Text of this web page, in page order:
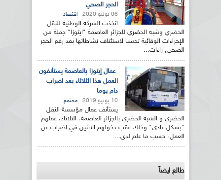
الحجر الصحي
06 يونيو 2020 اقتصاد
اتخذت الشركة الوطنية للنقل
الحضري وشبه الحضري للجزائر العاصمة "ايتوزا" جملة من
الإجراءات الوقائية تحسبا لاستئناف نشاطاتها بعد رفع الحجر
الصحي, راءات...
عمال إيتوزا بالعاصمة يستأنفون
العمل هذا الثلاثاء بعد اضراب
دام يوما
10 يونيو 2019 مجتمع
يستأنف عمال مؤسسة النقل
الحضري و الشبه الحضري بالجزائر العاصمة، الثلاثاء، عملهم
"بشكل عادي" وذلك عقب دخولهم الاثنين في اضراب عن
العمل، حسب ما علم لدى...
طالع ايضاً